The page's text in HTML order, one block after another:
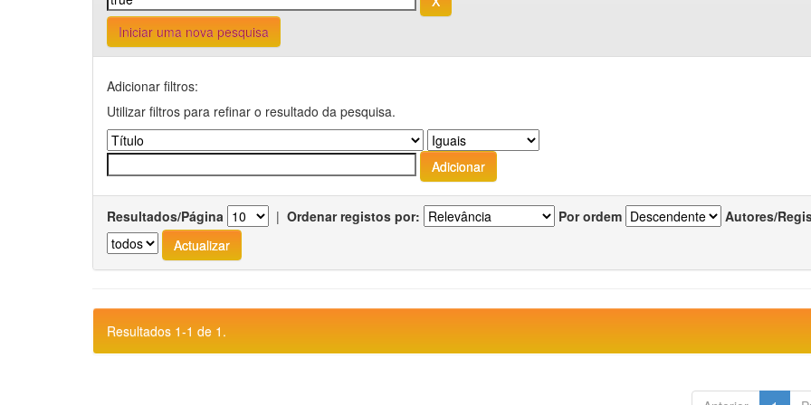
Iniciar uma nova pesquisa
Adicionar filtros:
Utilizar filtros para refinar o resultado da pesquisa.
Resultados/Página | Ordenar registos por: Por ordem Autores/
Resultados 1-1 de 1.